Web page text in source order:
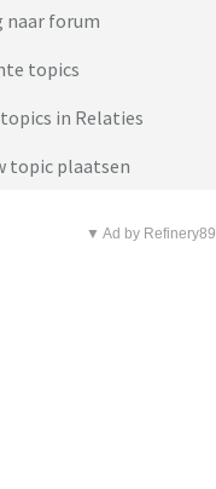
naar forum
topics
in Relaties
topic plaatsen
▼ Ad by Refinery89